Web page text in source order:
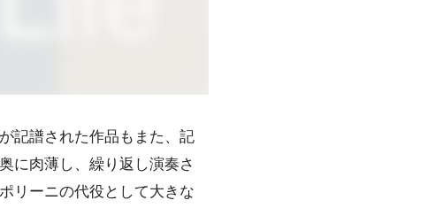
記譜された作品もまた、記
に肉薄し、繰り返し演奏さ
リーニの代役として大きな